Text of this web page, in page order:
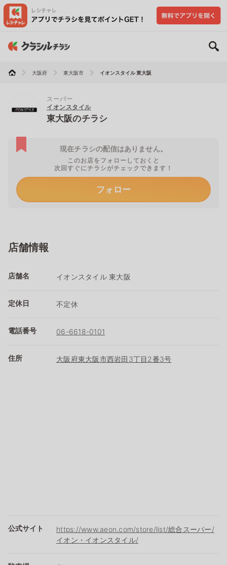
大阪府 東大阪市 イオンスタイル 東大阪
スーパー
イオンスタイル
東大阪のチラシ
現在チラシの配信はありません。
このお店をフォローしておくと
次回すぐにチラシがチェックできます！
フォロー
店舗情報
店舗名 イオンスタイル 東大阪
定休日 不定休
電話番号 06-6618-0101
住所 大阪府東大阪市西岩田3丁目2番3号​
公式サイト
https://www.aeon.com/store/list/総合スーパー/
イオン・イオンスタイル/